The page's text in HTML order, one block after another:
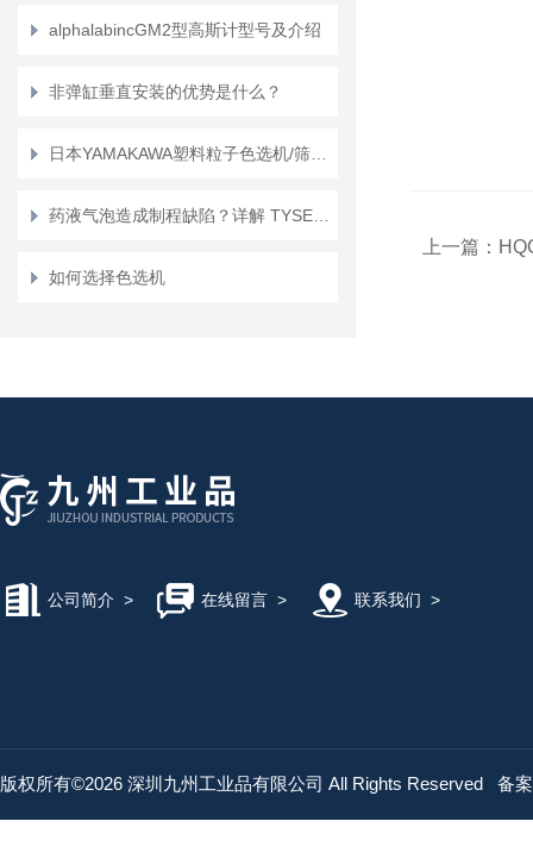
alphalabincGM2型高斯计型号及介绍
非弹缸垂直安装的优势是什么？
如何选择色选机
上一篇：
公司简介 > 在线留言> 联系我们 >
版权所有©2026 深圳九州工业品有限公司 All Rights Reserved 备